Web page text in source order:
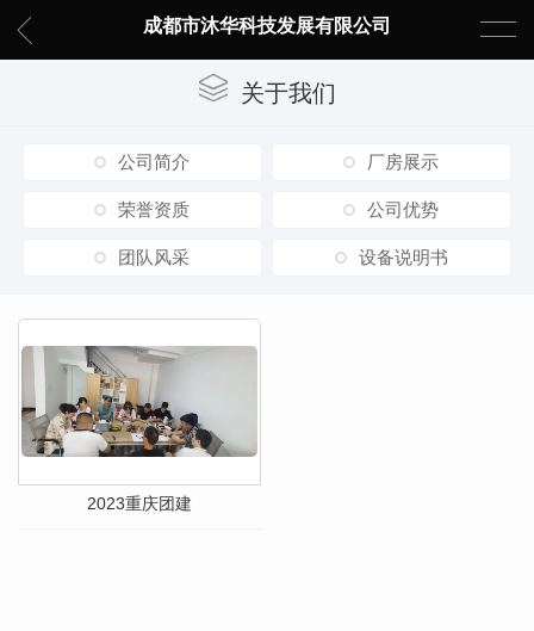
成都市沐华科技发展有限公司
关于我们
公司简介 厂房展示
荣誉资质 公司优势
团队风采 设备说明书
2023重庆团建